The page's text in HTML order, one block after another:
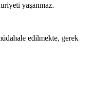
yaşanmaz.
edilmekte, gerek